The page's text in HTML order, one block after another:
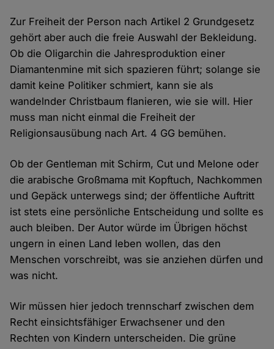
Zur Freiheit der Person nach Artikel 2 Grundgesetz
gehört aber auch die freie Auswahl der Bekleidung.
Ob die Oligarchin die Jahresproduktion einer
Diamantenmine mit sich spazieren führt; solange sie
damit keine Politiker schmiert, kann sie als
wandelnder Christbaum flanieren, wie sie will. Hier
muss man nicht einmal die Freiheit der
Religionsausübung nach Art. 4 GG bemühen.
Ob der Gentleman mit Schirm, Cut und Melone oder
die arabische Großmama mit Kopftuch, Nachkommen
und Gepäck unterwegs sind; der öffentliche Auftritt
ist stets eine persönliche Entscheidung und sollte es
auch bleiben. Der Autor würde im Übrigen höchst
ungern in einen Land leben wollen, das den
Menschen vorschreibt, was sie anziehen dürfen und
was nicht.
Wir müssen hier jedoch trennscharf zwischen dem
Recht einsichtsfähiger Erwachsener und den
Rechten von Kindern unterscheiden. Die grüne